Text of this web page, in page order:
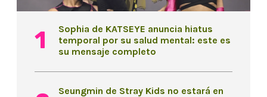
Sophia de KATSEYE anuncia hiatus
temporal por su salud mental: este es
su mensaje completo
Seungmin de Stray Kids no estará en